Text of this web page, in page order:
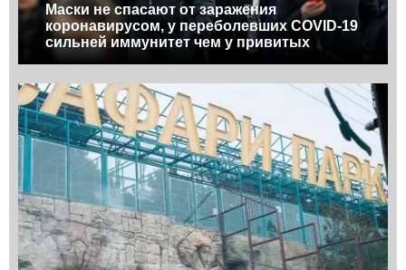
Маски не спасают от заражения
коронавирусом, у переболевших COVID-19
сильней иммунитет чем у привитых